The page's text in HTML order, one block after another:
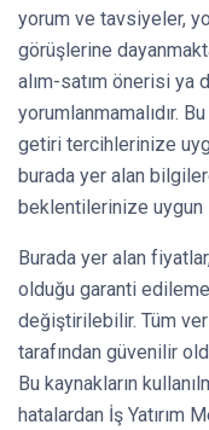
yorum ve tavsiyeler,
görüşlerine
alım-satım önerisi ya
yorumlanmamalıdır.
getiri tercihlerinize
burada yer alan
beklentilerinize uygun
Burada yer alan
olduğu garanti
değiştirilebilir. Tüm
tarafından güvenilir
Bu kaynakların
hatalardan İş Yatırım